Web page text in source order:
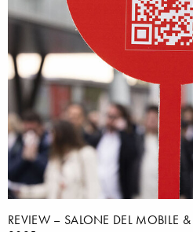
REVIEW – SALONE DEL MOBILE